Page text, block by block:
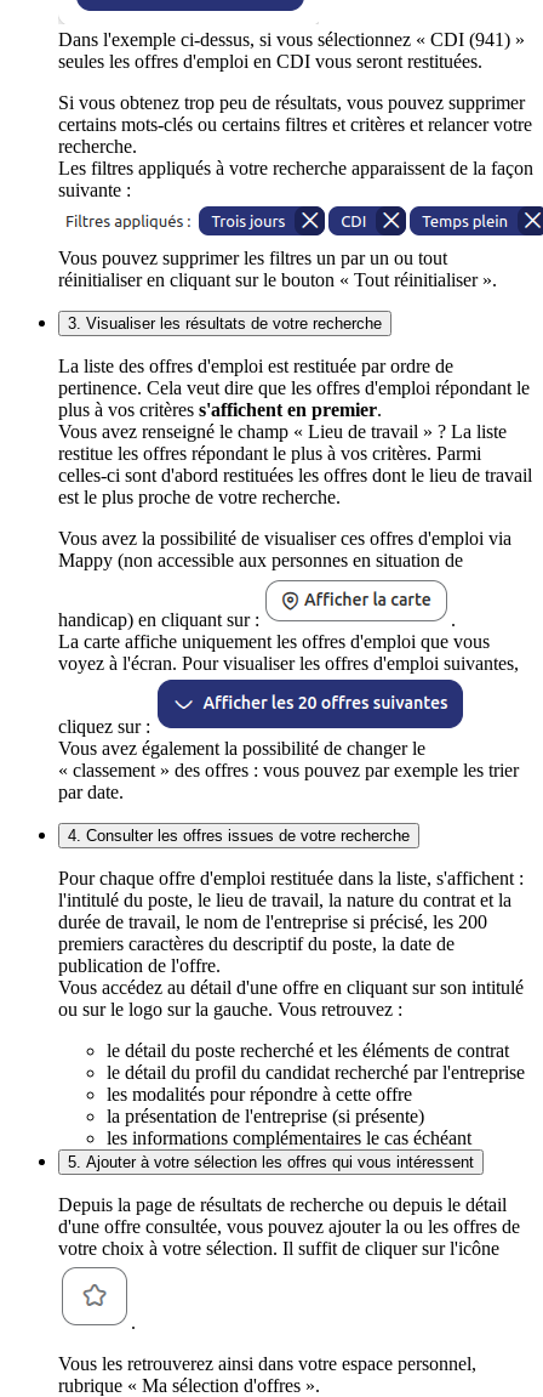
Dans l'exemple ci-dessus, si vous sélectionnez « CDI (941) »
seules les offres d'emploi en CDI vous seront restituées.
Si vous obtenez trop peu de résultats, vous pouvez supprimer
certains mots-clés ou certains filtres et critères et relancer votre
recherche.
Les filtres appliqués à votre recherche apparaissent de la façon
suivante :
Vous pouvez supprimer les filtres un par un ou tout
réinitialiser en cliquant sur le bouton « Tout réinitialiser ».
3. Visualiser les résultats de votre recherche
La liste des offres d'emploi est restituée par ordre de
pertinence. Cela veut dire que les offres d'emploi répondant le
plus à vos critères s'affichent en premier.
Vous avez renseigné le champ « Lieu de travail » ? La liste
restitue les offres répondant le plus à vos critères. Parmi
celles-ci sont d'abord restituées les offres dont le lieu de travail
est le plus proche de votre recherche.
Vous avez la possibilité de visualiser ces offres d'emploi via
Mappy (non accessible aux personnes en situation de
handicap) en cliquant sur :
.
La carte affiche uniquement les offres d'emploi que vous
voyez à l'écran. Pour visualiser les offres d'emploi suivantes,
cliquez sur :
Vous avez également la possibilité de changer le
« classement » des offres : vous pouvez par exemple les trier
par date.
4. Consulter les offres issues de votre recherche
Pour chaque offre d'emploi restituée dans la liste, s'affichent :
l'intitulé du poste, le lieu de travail, la nature du contrat et la
durée de travail, le nom de l'entreprise si précisé, les 200
premiers caractères du descriptif du poste, la date de
publication de l'offre.
Vous accédez au détail d'une offre en cliquant sur son intitulé
ou sur le logo sur la gauche. Vous retrouvez :
le détail du poste recherché et les éléments de contrat
le détail du profil du candidat recherché par l'entreprise
les modalités pour répondre à cette offre
la présentation de l'entreprise (si présente)
les informations complémentaires le cas échéant
5. Ajouter à votre sélection les offres qui vous intéressent
Depuis la page de résultats de recherche ou depuis le détail
d'une offre consultée, vous pouvez ajouter la ou les offres de
votre choix à votre sélection. Il suffit de cliquer sur l'icône
.
Vous les retrouverez ainsi dans votre espace personnel,
rubrique « Ma sélection d'offres ».